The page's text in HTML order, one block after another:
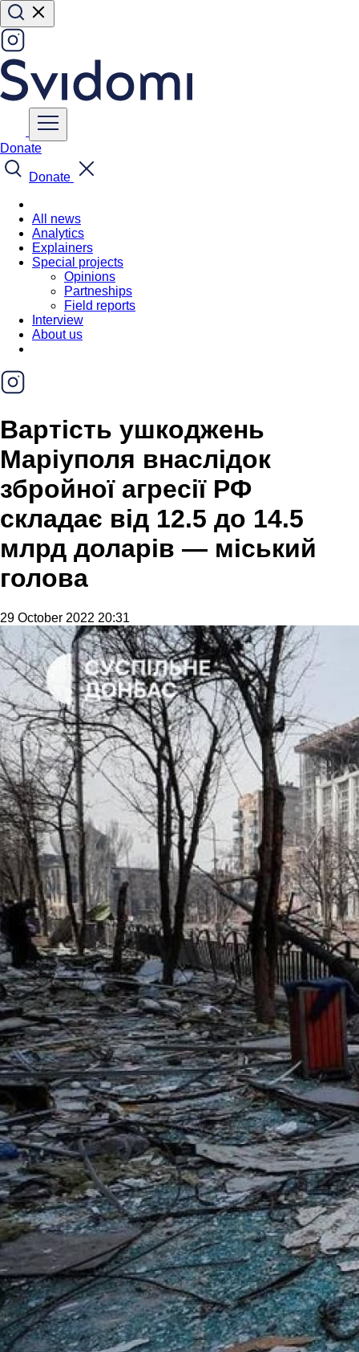
Donate
Donate
All news
Analytics
Explainers
Special projects
Opinions
Partneships
Field reports
Interview
About us
Вартість ушкоджень
Маріуполя внаслідок
збройної агресії РФ
складає від 12.5 до 14.5
млрд доларів — міський
голова
29 October 2022 20:31